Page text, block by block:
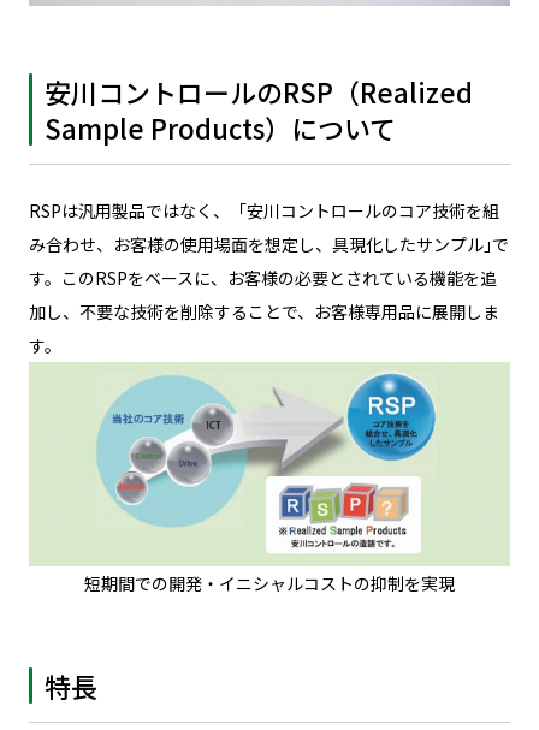
安川コントロールのRSP（Realized
Sample Products）について
RSPは汎用製品ではなく、「安川コントロールのコア技術を組
み合わせ、お客様の使用場面を想定し、具現化したサンプル｣で
す。このRSPをベースに、お客様の必要とされている機能を追
加し、不要な技術を削除することで、お客様専用品に展開しま
す。
短期間での開発・イニシャルコストの抑制を実現
特長